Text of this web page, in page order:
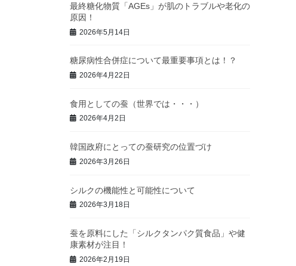
最終糖化物質「AGEs」が肌のトラブルや老化の
原因！
2026年5月14日
糖尿病性合併症について最重要事項とは！？
2026年4月22日
食用としての蚕（世界では・・・）
2026年4月2日
韓国政府にとっての蚕研究の位置づけ
2026年3月26日
シルクの機能性と可能性について
2026年3月18日
蚕を原料にした「シルクタンパク質食品」や健
康素材が注目！
2026年2月19日